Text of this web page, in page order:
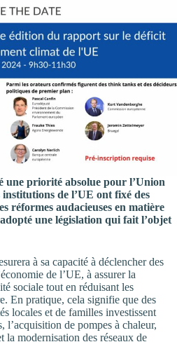
une priorité absolue pour l’Union
de l’UE ont fixé des
réformes audacieuses en matière
une législation qui fait l’objet
à sa capacité à déclencher des
de l’UE, à assurer la
sociale tout en réduisant les
En pratique, cela signifie que des
locales et de familles investissent
l’acquisition de pompes à chaleur,
la modernisation des réseaux de